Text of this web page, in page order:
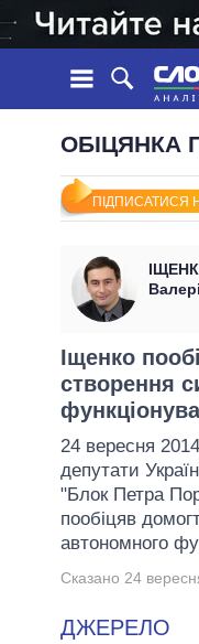
СТРІЧКА
ПОДІЇ
СТАТТІ
ДУМКИ
ОГЛЯДИ
ДАЙДЖЕСТИ
УСІ ПОЛІТИКИ
ПРЕЗИДЕНТ І
ВЕРХОВНА
КАБІНЕТ
ГОЛОВИ
МЕРИ МІСТ
ВСІ ПЕРСОНИ
ОБІЦЯНКА
ПІДПИСАТИСЯ
Іщенко
створення
24 вересня
депутати
"Блок Петра
пообіцяв
автономного
Сказано 24
ДЖЕРЕЛО